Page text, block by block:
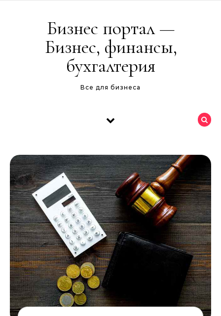
Бизнес портал —
Бизнес, финансы,
бухгалтерия
Все для бизнеса